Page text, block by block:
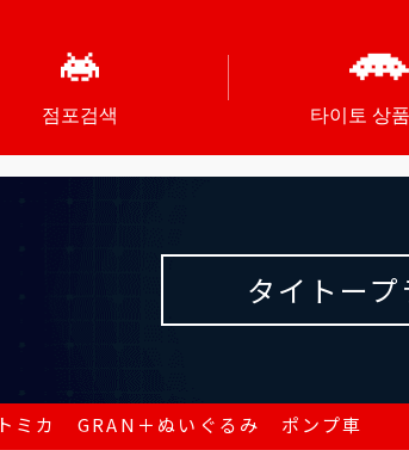
점포검색 타이토 상
タイトープ
トミカ GRAN＋ぬいぐるみ ポンプ車